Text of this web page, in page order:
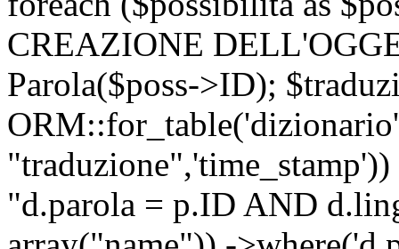
CREAZIONE
Parola($poss->ID);
"d.parola = p.ID AND